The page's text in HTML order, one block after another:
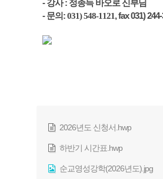
- 강사 : 정종득 바오로 신부님
- 문의:031) 548-1121, fax 031)
2026년도 신청서.hwp
하반기 시간표.hwp
순교영성강학(2026년도).jpg